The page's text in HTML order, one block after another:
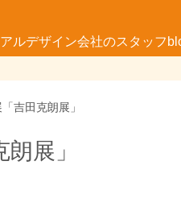
ルデザイン会社のスタッフ
吉田克朗展」
展」